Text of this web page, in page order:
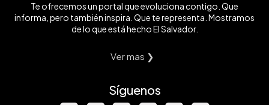
Te ofrecemos un portal que evoluciona contigo. Que
informa, pero también inspira. Que te representa. Mostramos
de lo que está hecho El Salvador.
Ver mas ❯
Síguenos